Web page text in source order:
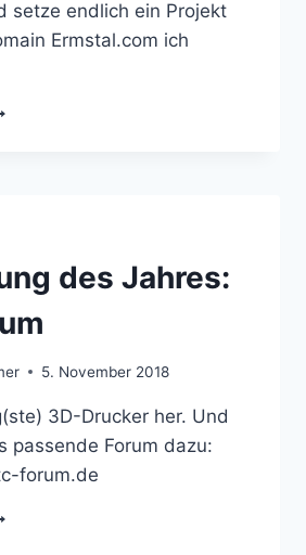
setze endlich ein Projekt
Ermstal.com ich
des Jahres:
5. November 2018
3D-Drucker her. Und
passende Forum dazu:
forum.de